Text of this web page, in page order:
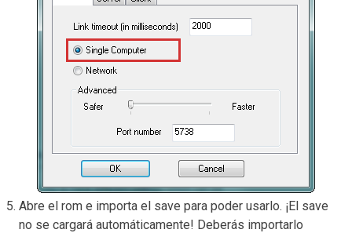
Abre el rom e importa el save para poder usarlo. ¡El save
no se cargará automáticamente! Deberás importarlo